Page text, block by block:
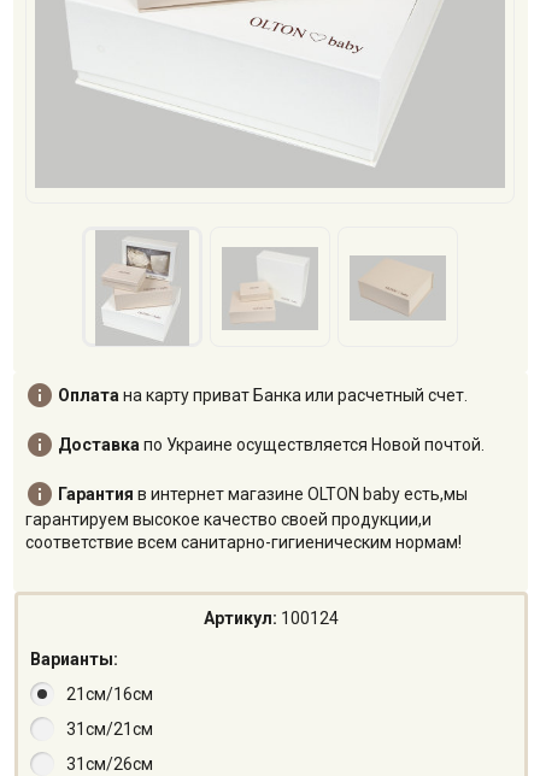
 Оплатана карту приват Банка или расчетный счет.
 Доставкапо Украине осуществляется Новой почтой.
 Гарантия в интернет магазине OLTON baby есть,мы
гарантируем высокое качество своей продукции,и
соответствие всем санитарно-гигиеническим нормам!
Артикул: 100124
Варианты:
21см/16см
31см/21см
31см/26см